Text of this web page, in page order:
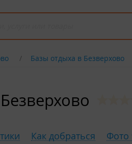
Базы отдыха в Безверхово
Как добраться Фото